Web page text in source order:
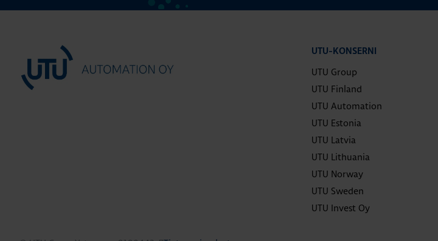
UTU-KONSERNI
UTU Group
UTU Finland
UTU Automation
UTU Estonia
UTU Latvia
UTU Lithuania
UTU Norway
UTU Sweden
UTU Invest Oy